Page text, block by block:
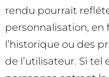
rendu pourrait
personnalisation, en
l’historique ou des
de l’utilisateur. Si tel